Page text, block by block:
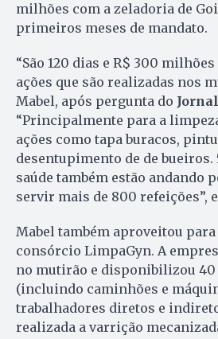
milhões com a zeladoria de
primeiros meses de mandato.
“São 120 dias e R$ 300
ações que são realizadas nos
Mabel, após pergunta do
“Principalmente para a
ações como tapa buracos,
desentupimento de de bueiros.
saúde também estão andando
servir mais de 800 refeições”,
Mabel também aproveitou
consórcio LimpaGyn. A
no mutirão e disponibilizou 40
(incluindo caminhões e
trabalhadores diretos e
realizada a varrição